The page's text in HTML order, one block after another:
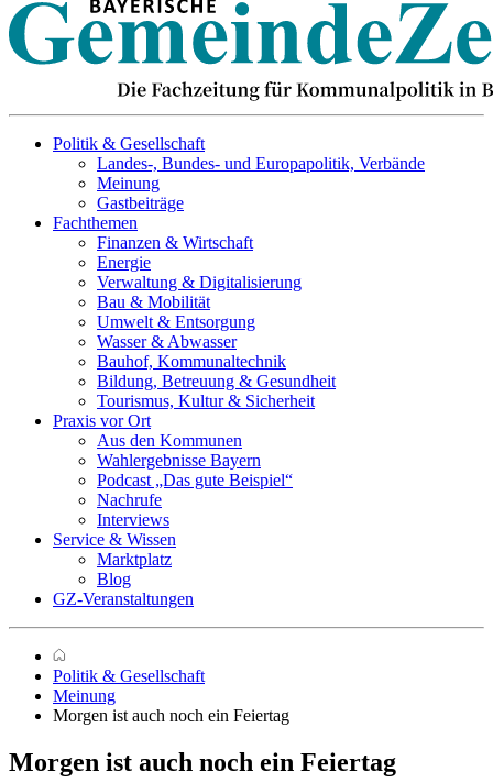
Politik & Gesellschaft
Landes-, Bundes- und Europapolitik, Verbände
Meinung
Gastbeiträge
Fachthemen
Finanzen & Wirtschaft
Energie
Verwaltung & Digitalisierung
Bau & Mobilität
Umwelt & Entsorgung
Wasser & Abwasser
Bauhof, Kommunaltechnik
Bildung, Betreuung & Gesundheit
Tourismus, Kultur & Sicherheit
Praxis vor Ort
Aus den Kommunen
Wahlergebnisse Bayern
Podcast „Das gute Beispiel“
Nachrufe
Interviews
Service & Wissen
Marktplatz
Blog
GZ-Veranstaltungen
Politik & Gesellschaft
Meinung
Morgen ist auch noch ein Feiertag
Morgen ist auch noch ein Feiertag